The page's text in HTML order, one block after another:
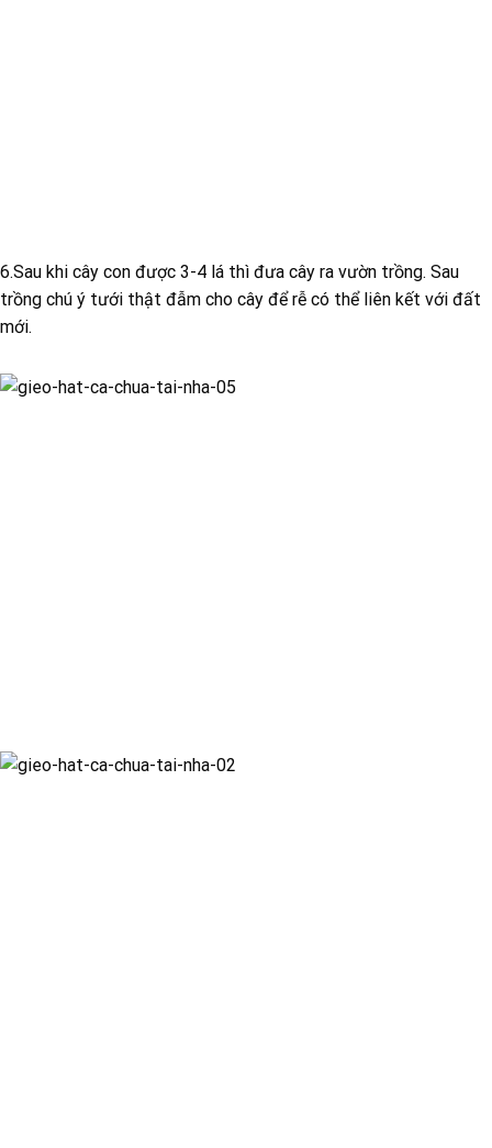
6.Sau khi cây con được 3-4 lá thì đưa cây ra vườn trồng. Sau
trồng chú ý tưới thật đẫm cho cây để rễ có thể liên kết với đất
mới.